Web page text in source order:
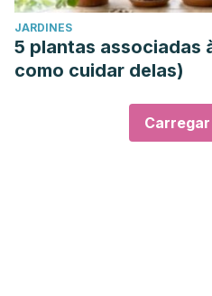
JARDINES
5 plantas associadas
como cuidar delas)